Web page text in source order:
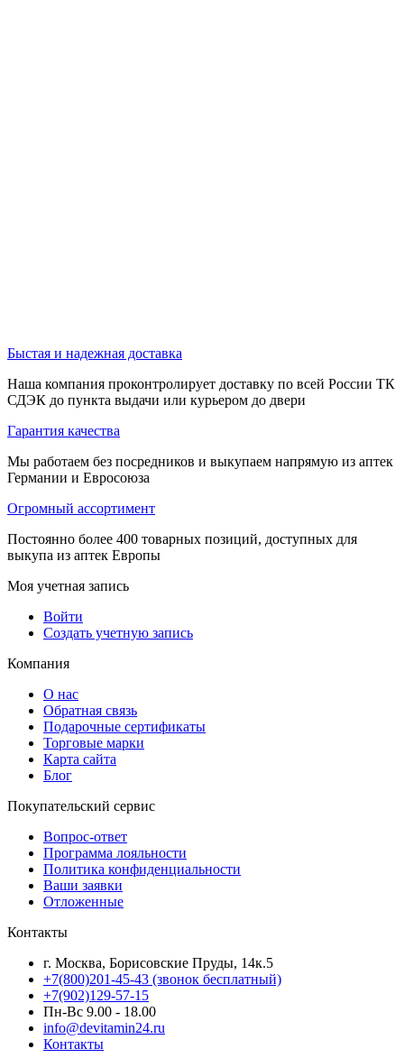
Быстая и надежная доставка
Наша компания проконтролирует доставку по всей России ТК
СДЭК до пункта выдачи или курьером до двери
Гарантия качества
Мы работаем без посредников и выкупаем напрямую из аптек
Германии и Евросоюза
Огромный ассортимент
Постоянно более 400 товарных позиций, доступных для
выкупа из аптек Европы
Моя учетная запись
Войти
Создать учетную запись
Компания
О нас
Обратная связь
Подарочные сертификаты
Торговые марки
Карта сайта
Блог
Покупательский сервис
Вопрос-ответ
Программа лояльности
Политика конфиденциальности
Ваши заявки
Отложенные
Контакты
г. Москва, Борисовские Пруды, 14к.5
+7(800)201-45-43 (звонок бесплатный)
+7(902)129-57-15
Пн-Вс 9.00 - 18.00
info@devitamin24.ru
Контакты